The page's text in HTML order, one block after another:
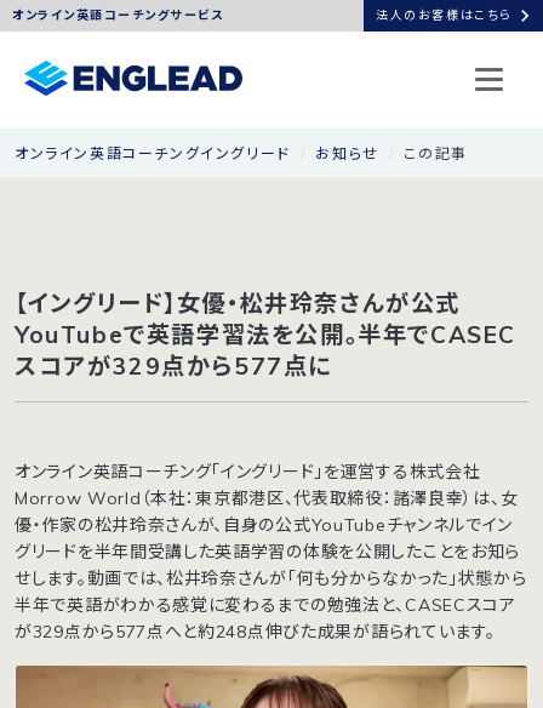
オンライン英語コーチングサービス 法人のお客様はこちら chevron_right
オンライン英語コーチングイングリード お知らせ この記事
【イングリード】女優・松井玲奈さんが公式
YouTubeで英語学習法を公開。半年でCASEC
スコアが329点から577点に
オンライン英語コーチング「イングリード」を運営する株式会社
Morrow World（本社：東京都港区、代表取締役：諸澤良幸）は、女
優・作家の松井玲奈さんが、自身の公式YouTubeチャンネルでイン
グリードを半年間受講した英語学習の体験を公開したことをお知ら
せします。動画では、松井玲奈さんが「何も分からなかった」状態から
半年で英語がわかる感覚に変わるまでの勉強法と、CASECスコア
が329点から577点へと約248点伸びた成果が語られています。